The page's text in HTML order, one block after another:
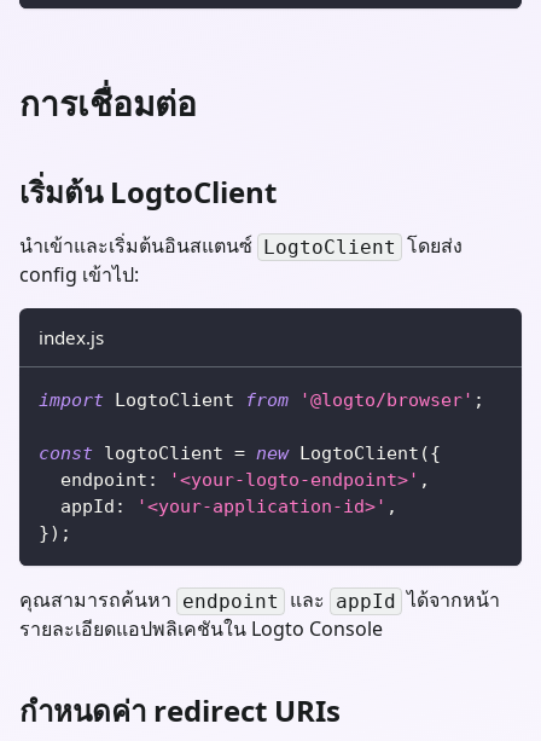
การเชื่อมต่อ
เริ่มต้น LogtoClient
นำเข้าและเริ่มต้นอินสแตนซ์ LogtoClient โดยส่ง
config เข้าไป:
index.js
import LogtoClient from '@logto/browser' ;
const logtoClient = new LogtoClient ({
  endpoint
: '<your-logto-endpoint>' ,
  appId
: '<your-application-id>' ,
}) ;
คุณสามารถค้นหา endpoint และ appId ได้จากหน้า
รายละเอียดแอปพลิเคชันใน Logto Console
กำหนดค่า redirect URIs